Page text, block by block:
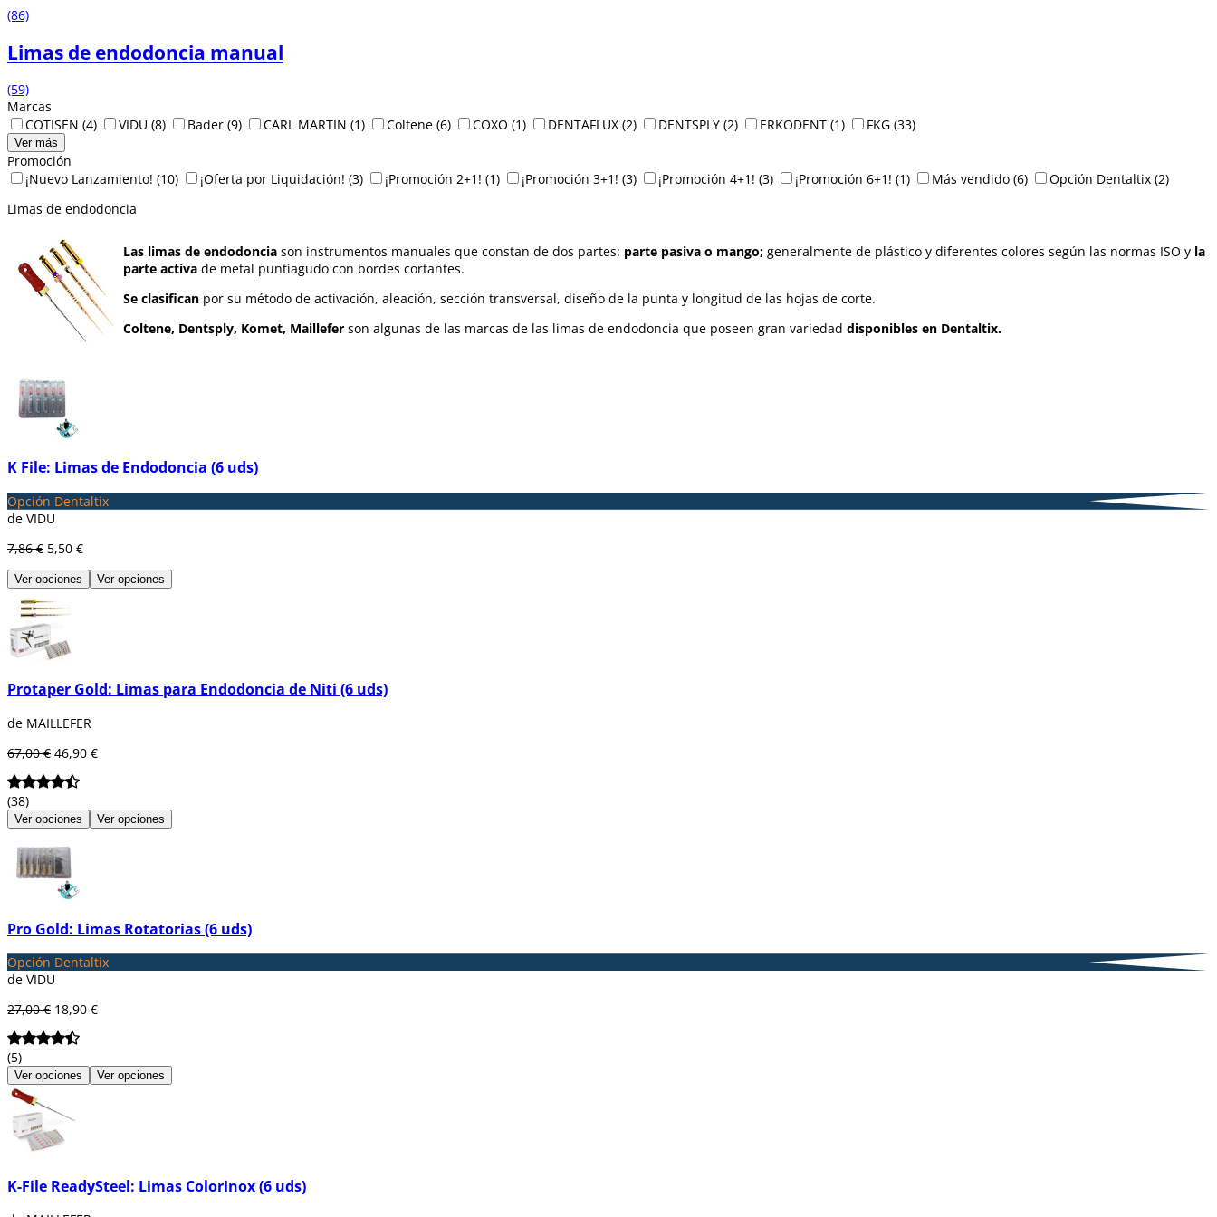
(86)
Limas de endodoncia manual
(59)
Marcas
COTISEN (4) VIDU (8) Bader (9) CARL MARTIN (1) Coltene (6) COXO (1) DENTAFLUX (2) DENTSPLY (2) ERKODENT (1) FKG (33)
Ver más
Promoción
¡Nuevo Lanzamiento! (10) ¡Oferta por Liquidación! (3) ¡Promoción 2+1! (1) ¡Promoción 3+1! (3) ¡Promoción 4+1! (3) ¡Promoción 6+1! (1) Más vendido (6) Opción Dentaltix (2)
Limas de endodoncia
Las limas de endodoncia son instrumentos manuales que constan de dos partes: parte pasiva o mango; generalmente de plástico y diferentes colores según las normas ISO y la
parte activa de metal puntiagudo con bordes cortantes.
Se clasifican por su método de activación, aleación, sección transversal, diseño de la punta y longitud de las hojas de corte.
Coltene, Dentsply, Komet, Maillefer son algunas de las marcas de las limas de endodoncia que poseen gran variedad disponibles en Dentaltix.
K File: Limas de Endodoncia (6 uds)
Opción Dentaltix
de VIDU
7,86 € 5,50 €
Ver opciones Ver opciones
Protaper Gold: Limas para Endodoncia de Niti (6 uds)
de MAILLEFER
67,00 € 46,90 €
(38)
Ver opciones Ver opciones
Pro Gold: Limas Rotatorias (6 uds)
Opción Dentaltix
de VIDU
27,00 € 18,90 €
(5)
Ver opciones Ver opciones
K-File ReadySteel: Limas Colorinox (6 uds)